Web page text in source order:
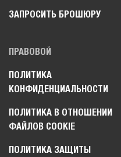
ЗАПРОСИТЬ БРОШЮРУ
ПРАВОВОЙ
ПОЛИТИКА
КОНФИДЕНЦИАЛЬНОСТИ
ПОЛИТИКА В ОТНОШЕНИИ
ФАЙЛОВ COOKIE
ПОЛИТИКА ЗАЩИТЫ